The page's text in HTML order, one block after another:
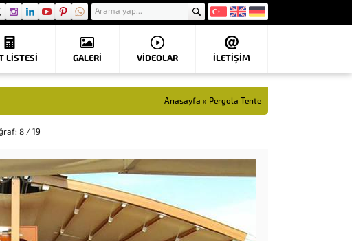
LISTESI GALERİ VIDEOLAR İLETİŞİM
Anasayfa » Pergola Tente
8 / 19